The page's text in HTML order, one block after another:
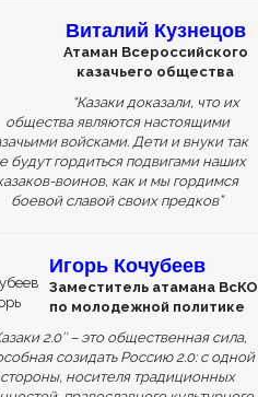
Виталий Кузнецов
Атаман Всероссийского
казачьего общества
“Казаки доказали, что их
общества являются настоящими
войсками. Дети и внуки так
будут гордиться подвигами наших
воинов, как и мы гордимся
боевой славой своих предков”
Игорь Кочубеев
Заместитель атамана ВсКО
по молодежной политике
2.0″ – это общественная сила,
созидать Россию 2.0: с одной
стороны, носителя традиционных